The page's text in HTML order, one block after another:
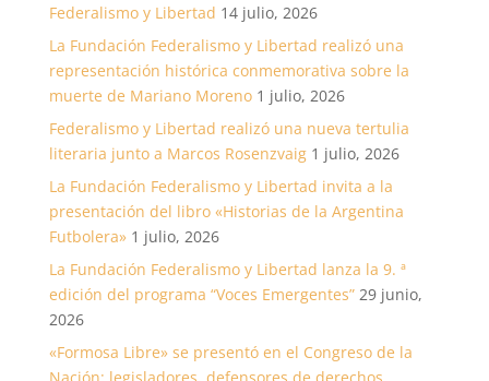
Federalismo y Libertad 14 julio, 2026
La Fundación Federalismo y Libertad realizó una
representación histórica conmemorativa sobre la
muerte de Mariano Moreno 1 julio, 2026
Federalismo y Libertad realizó una nueva tertulia
literaria junto a Marcos Rosenzvaig 1 julio, 2026
La Fundación Federalismo y Libertad invita a la
presentación del libro «Historias de la Argentina
Futbolera» 1 julio, 2026
La Fundación Federalismo y Libertad lanza la 9. ª
edición del programa “Voces Emergentes” 29 junio,
2026
«Formosa Libre» se presentó en el Congreso de la